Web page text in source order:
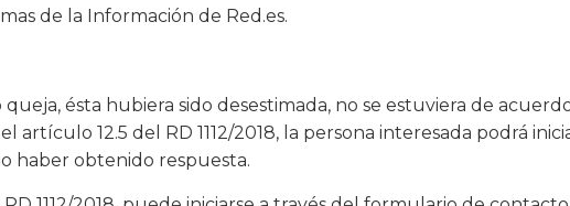
de la Información de Red.es.
ésta hubiera sido desestimada, no se estuviera de
12.5 del RD 1112/2018, la persona interesada podrá
haber obtenido respuesta.